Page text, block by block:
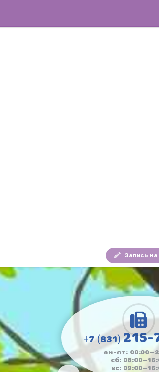
Запись
+7 (831)215-
пн-пт:
сб:
вс: